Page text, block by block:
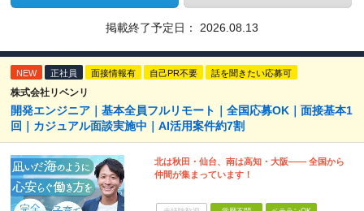
掲載終了予定日： 2026.08.13
NEW 正社員 面接情報有 自己PR不要 話を聞きたい応募可
株式会社リベンリ
開発エンジニア｜基本全員フルリモート｜全国応募OK｜面接基本1
回｜カジュアル面談実施中｜AI活用案件約7割
北は秋田・仙台、南は高知・大阪—— 全国から
仲間が集まっています！